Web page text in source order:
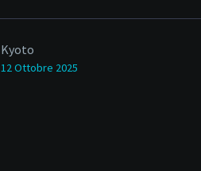
Kyoto
12 Ottobre 2025